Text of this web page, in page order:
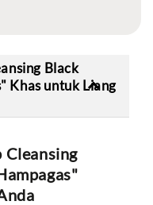
Black
Khas untuk Liang
Cleansing